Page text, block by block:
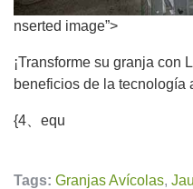
nserted image”>
¡Transforme su granja con
beneficios de la tecnología
{4、equ
Tags: Granjas Avícolas,